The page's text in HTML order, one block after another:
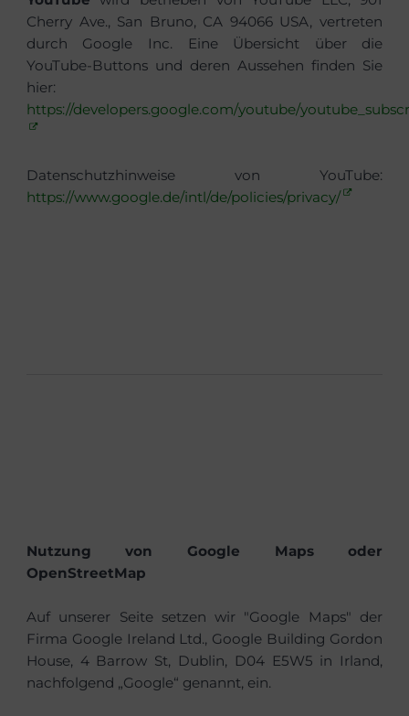
Cherry Ave., San Bruno, CA 94066 USA, vertreten
durch Google Inc. Eine Übersicht über die
YouTube-Buttons und deren Aussehen finden Sie
hier:
https://developers.google.com/youtube/
Datenschutzhinweise von YouTube:
https://www.google.de/intl/de/policies/privacy/
Nutzung von Google Maps oder
OpenStreetMap
Auf unserer Seite setzen wir "Google Maps" der
Firma Google Ireland Ltd., Google Building Gordon
House, 4 Barrow St, Dublin, D04 E5W5 in Irland,
nachfolgend „Google“ genannt, ein.